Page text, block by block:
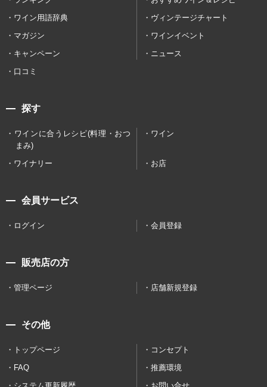
ワイン用語辞典
ヴィンテージチャート
マガジン
ワインイベント
キャンペーン
ニュース
口コミ
探す
ワインに合うレシピ(料理・おつ
まみ)
ワイン
ワイナリー お店
会員サービス
ログイン 会員登録
販売店の方
管理ページ 店舗新規登録
その他
トップページ
コンセプト
FAQ
推薦環境
システム更新履歴
お問い合せ